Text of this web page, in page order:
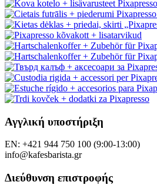
Αγγλική υποστήριξη
EN: +421 944 750 100 (9:00-13:00)
info@kafesbarista.gr
Διεύθυνση επιστροφής